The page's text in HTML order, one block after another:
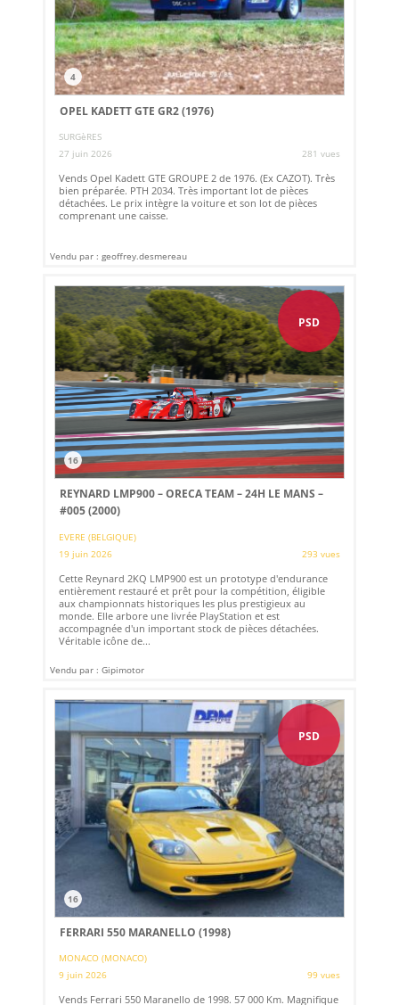
4
OPEL KADETT GTE GR2 (1976)
SURGèRES
27 juin 2026
281 vues
Vends Opel Kadett GTE GROUPE 2 de 1976. (Ex CAZOT). Très
bien préparée. PTH 2034. Très important lot de pièces
détachées. Le prix intègre la voiture et son lot de pièces
comprenant une caisse.
Vendu par : geoffrey.desmereau
PSD
16
REYNARD LMP900 – ORECA TEAM – 24H LE MANS –
#005 (2000)
EVERE (BELGIQUE)
19 juin 2026
293 vues
Cette Reynard 2KQ LMP900 est un prototype d'endurance
entièrement restauré et prêt pour la compétition, éligible
aux championnats historiques les plus prestigieux au
monde. Elle arbore une livrée PlayStation et est
accompagnée d'un important stock de pièces détachées.
Véritable icône de...
Vendu par : Gipimotor
PSD
16
FERRARI 550 MARANELLO (1998)
MONACO (MONACO)
9 juin 2026
99 vues
Vends Ferrari 550 Maranello de 1998. 57 000 Km. Magnifique